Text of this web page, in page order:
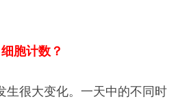
胞计数？
生很大变化。一天中的不同时